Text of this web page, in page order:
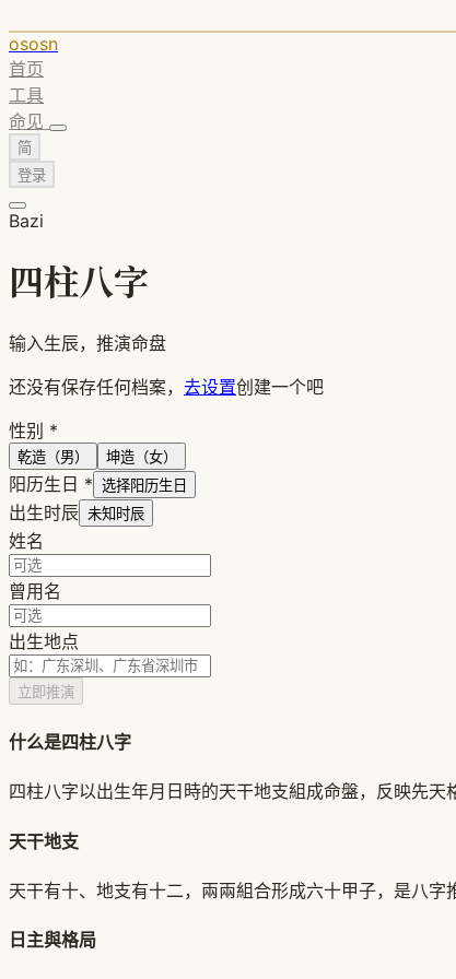
ososn
首页
工具
命见
简
登录
Bazi
四柱八字
输入生辰，推演命盘
还没有保存任何档案， 去设置创建一个吧
性别 *
乾造（男） 坤造（女）
阳历生日 * 选择阳历生日
出生时辰 未知时辰
姓名
曾用名
出生地点
立即推演
什么是四柱八字
四柱八字以出生年月日時的天干地支組成命盤，反映先天
天干地支
天干有十、地支有十二，兩兩組合形成六十甲子，是八字
日主與格局